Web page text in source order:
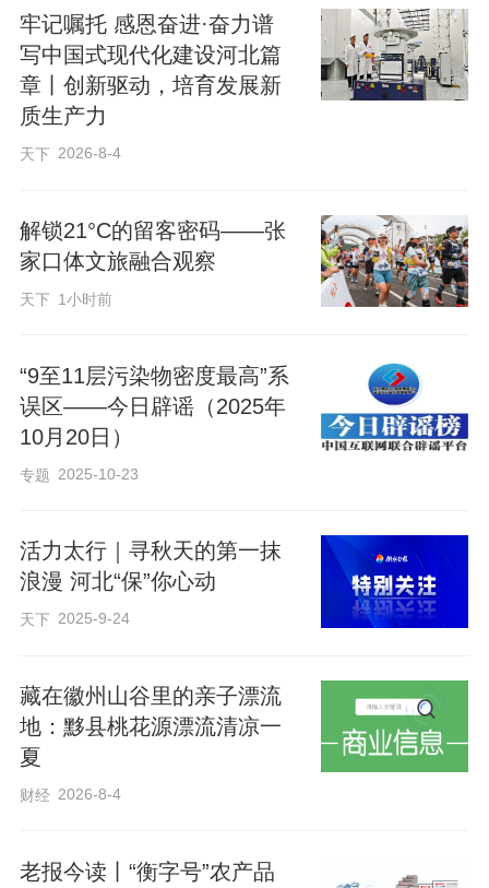
伟统一进行艺术改造。加固老屋、修建猫
舍……周合伟将整座村落打造成猫的乐
园，“猫村村长”的名号也从此叫开了。
一进村，一个用旧铁梯搭成的巨大“猫头”张
的地盘！”如果在“猫村”问路，得到的回答
可能是：“沿着这条‘三花路’，走到那只总
在打盹的‘大橘’处右转，就能看到‘小白’常
“我们没有圈养猫，大概有一半在村里玩
耍，另一半在村外山野里‘出差’。”周合伟
动喂食器，义工会每天观察猫咪状态，“看
它们好不好，有没有打架受伤，生病了得
赶紧隔离用药”。
有游客问，这么多猫，怎么管得过来？周
合伟一本正经地开玩笑：“我们可不‘管’它
们，它们是‘原住民’，非要说管理，那主要
是通过绝育、领养等方式科学控制猫的数
牢记嘱托 感恩奋进·奋力谱
写中国式现代化建设河北篇
章丨创新驱动，培育发展新
质生产力
天下 2026-8-4
解锁21°C的留客密码——张
家口体文旅融合观察
天下 1小时前
“9至11层污染物密度最高”系
误区——今日辟谣（2025年
10月20日）
专题 2025-10-23
活力太行｜寻秋天的第一抹
浪漫 河北“保”你心动
天下 2025-9-24
藏在徽州山谷里的亲子漂流
地：黟县桃花源漂流清凉一
夏
财经 2026-8-4
老报今读丨“衡字号”农产品